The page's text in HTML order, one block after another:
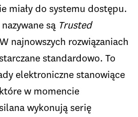
miały do systemu dostępu.
są Trusted
najnowszych rozwiązaniach
standardowo. To
elektroniczne stanowiące
w momencie
wykonują serię